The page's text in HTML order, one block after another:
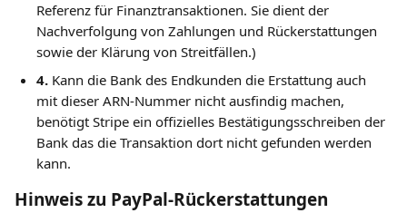
Referenz für Finanztransaktionen. Sie dient der
Nachverfolgung von Zahlungen und Rückerstattungen
sowie der Klärung von Streitfällen.)
4. Kann die Bank des Endkunden die Erstattung auch
mit dieser ARN-Nummer nicht ausfindig machen,
benötigt Stripe ein offizielles Bestätigungsschreiben der
Bank das die Transaktion dort nicht gefunden werden
kann.
Hinweis zu PayPal-Rückerstattungen